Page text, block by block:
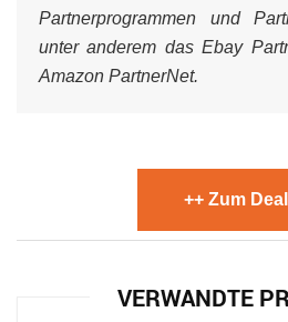
Partnerprogrammen und
unter anderem das Ebay
Amazon PartnerNet.
++ Zum
VERWANDTE